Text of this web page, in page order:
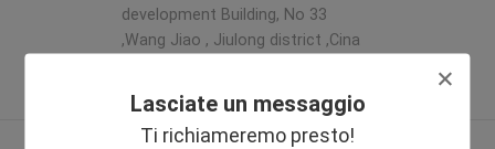
Lasciate un messaggio
Ti richiameremo presto!
development Building, No 33
,Wang Jiao , Jiulong district ,Cina
Fornitore verificato